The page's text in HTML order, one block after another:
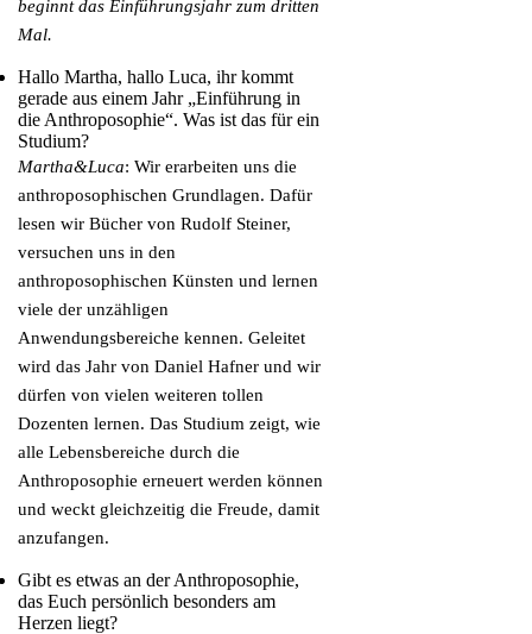
beginnt das Einführungsjahr zum dritten
Mal.
Hallo Martha, hallo Luca, ihr kommt
gerade aus einem Jahr „Einführung in
die Anthroposophie“. Was ist das für ein
Studium?
Martha&Luca: Wir erarbeiten uns die
anthroposophischen Grundlagen. Dafür
lesen wir Bücher von Rudolf Steiner,
versuchen uns in den
anthroposophischen Künsten und lernen
viele der unzähligen
Anwendungsbereiche kennen. Geleitet
wird das Jahr von Daniel Hafner und wir
dürfen von vielen weiteren tollen
Dozenten lernen. Das Studium zeigt, wie
alle Lebensbereiche durch die
Anthroposophie erneuert werden können
und weckt gleichzeitig die Freude, damit
anzufangen.
Gibt es etwas an der Anthroposophie,
das Euch persönlich besonders am
Herzen liegt?